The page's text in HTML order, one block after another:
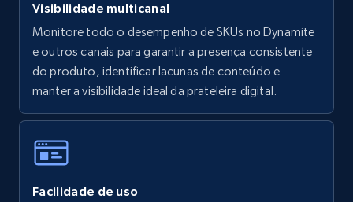
using specific category URL
URL, Final price, Sku, Currency, Gtin,
Specifications, Image urls, Top reviews, and
more.
5.6K+ 875+ Comece agora
Walmart - products - Collects products by
Visibilidade multicanal
Monitore todo o desempenho de SKUs no Dynamite
e outros canais para garantir a presença consistente
do produto, identificar lacunas de conteúdo e
manter a visibilidade ideal da prateleira digital.
Facilidade de uso